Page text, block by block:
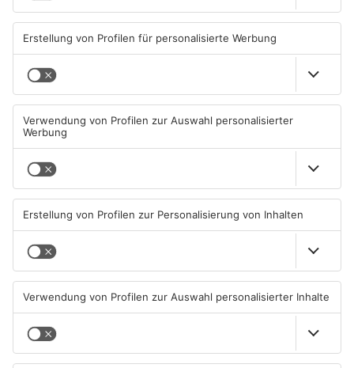
Kein Abschlussfeuerwerk
beim Alzenauer Stadtfest
wegen Trockenheit
07.08.2026, 08:15 UHR IN KREIS
ASCHAFFENBURG
TOPNEWS
Heimbuchenthal?
06.08.2026, 11:39 UHR IN KREIS
ASCHAFFENBURG
TOPNEWS